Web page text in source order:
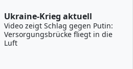
Ukraine-Krieg aktuell
Video zeigt Schlag gegen Putin:
Versorgungsbrücke fliegt in die
Luft